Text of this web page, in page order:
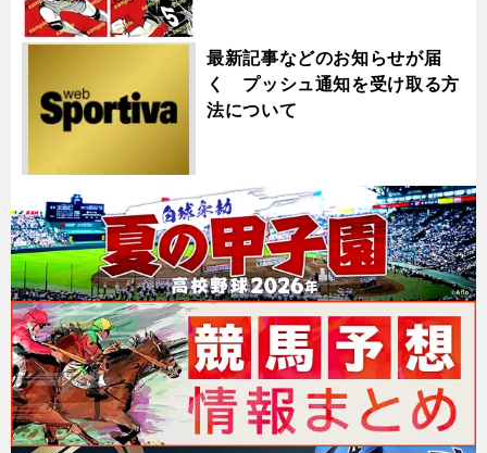
最新記事などのお知らせが届
く プッシュ通知を受け取る方
法について